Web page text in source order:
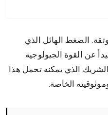
الضغط الهائل الذي
عن القوة الجيولوجية
الذي يمكنه تحمل هذا
الخاصة.